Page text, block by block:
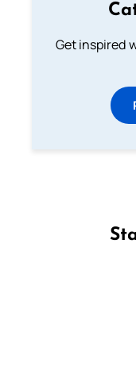
Get inspired